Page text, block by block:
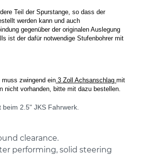
Teil der Spurstange, so dass der
werden kann und auch
gegenüber der originalen Auslegung
ist der dafür notwendige Stufenbohrer mit
muss zwingend ein 3 Zoll Achsanschlag mit
nicht vorhanden, bitte mit dazu bestellen.
beim 2.5" JKS Fahrwerk.
clearance.
performing, solid steering